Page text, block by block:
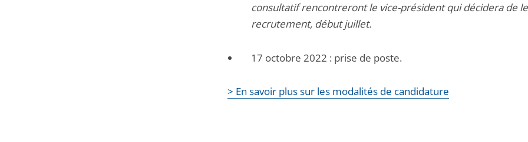
consultatif rencontreront le vice-président qui décidera de
recrutement, début juillet.
17 octobre 2022 : prise de poste.
> En savoir plus sur les modalités de candidature